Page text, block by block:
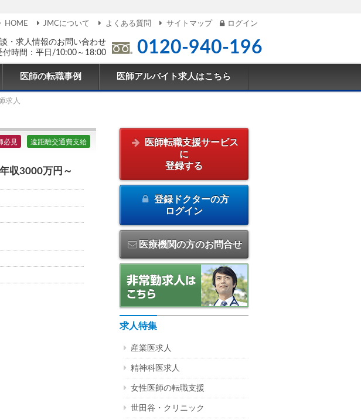
・求人情報のお問い合わせ
付時間：平日/10:00～18:00
0120-940-196
HOME JMCについて よくある質問 サイトマップ ログイン
医師の転職事例 医師アルバイト求人はこちら
求人
必見 遠距離交通費支給
収3000万円～
医師転職支援サービス
に
登録する
登録ドクターの方
ログイン
医療機関の方のお問合せ
求人特集
産業医求人
精神科医求人
女性医師の転職支援
世田谷・クリニック